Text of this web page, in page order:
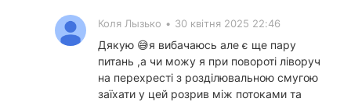
Коля Лызько • 30 квітня 2025 22:46
Дякую 😅я вибачаюсь але є ще пару
питань ,а чи можу я при повороті ліворуч
на перехресті з розділювальною смугою
заїхати у цей розрив між потоками та